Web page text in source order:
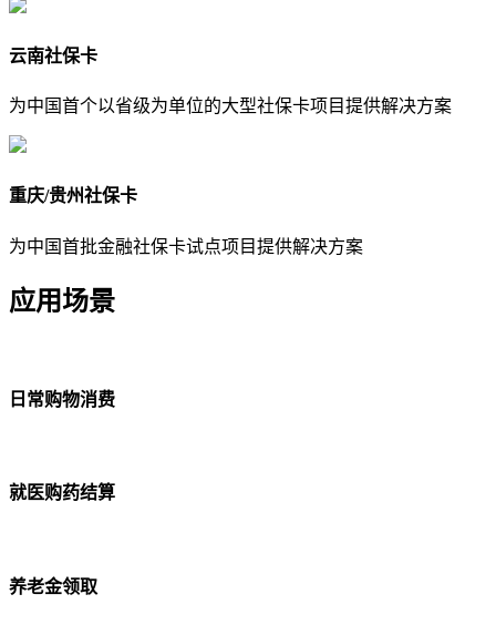
云南社保卡
为中国首个以省级为单位的大型社保卡项目提供解决方案
重庆/贵州社保卡
为中国首批金融社保卡试点项目提供解决方案
应用场景
日常购物消费
就医购药结算
养老金领取